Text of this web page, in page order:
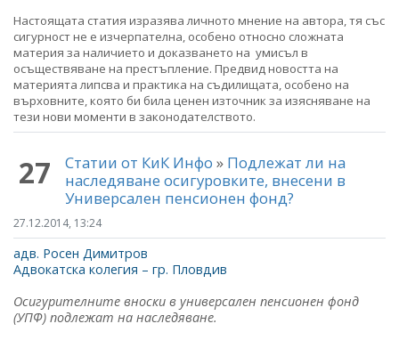
Настоящата статия изразява личното мнение на автора, тя със
сигурност не е изчерпателна, особено относно сложната
материя за наличието и доказването на умисъл в
осъществяване на престъпление. Предвид новостта на
материята липсва и практика на съдилищата, особено на
върховните, която би била ценен източник за изясняване на
тези нови моменти в законодателството.
27 Статии от КиК Инфо » Подлежат ли на
наследяване осигуровките, внесени в
Универсален пенсионен фонд?
27.12.2014, 13:24
адв. Росен Димитров
Адвокатска колегия – гр. Пловдив
Осигурителните вноски в универсален пенсионен фонд
(УПФ) подлежат на наследяване.